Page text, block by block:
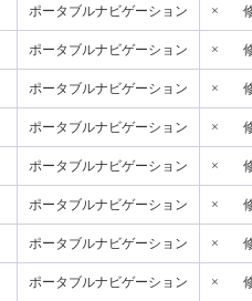
ポータブルナビゲーション ×
ポータブルナビゲーション ×
ポータブルナビゲーション ×
ポータブルナビゲーション ×
ポータブルナビゲーション ×
ポータブルナビゲーション ×
ポータブルナビゲーション ×
ポータブルナビゲーション ×